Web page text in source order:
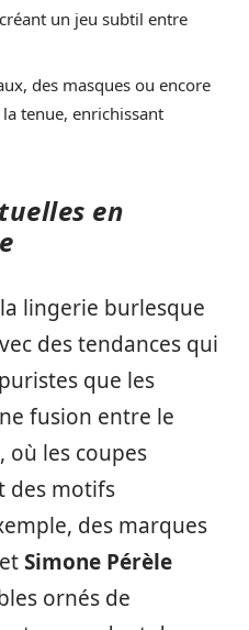
un jeu subtil entre
des masques ou encore
tenue, enrichissant
en
lingerie burlesque
des tendances qui
que les
fusion entre le
où les coupes
des motifs
des marques
etSimone Pérèle
ornés de